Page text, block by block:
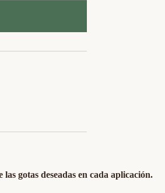
gotas deseadas en cada aplicación.